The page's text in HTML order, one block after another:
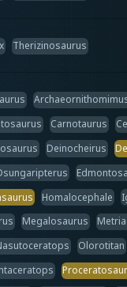
Therizinosaurus
Carnotaurus
Deinocheirus
Homalocephale
Megalosaurus
Olorotitan